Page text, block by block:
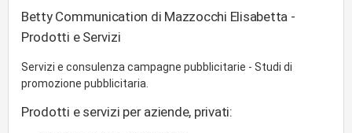
Betty Communication di Mazzocchi Elisabetta -
Prodotti e Servizi
Servizi e consulenza campagne pubblicitarie - Studi di
promozione pubblicitaria.
Prodotti e servizi per aziende, privati: